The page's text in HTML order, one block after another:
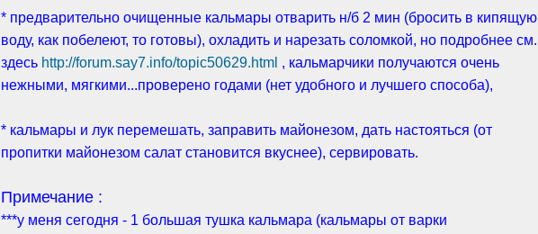
* предварительно очищенные кальмары отварить н/б 2 мин (бросить в кипящую
воду, как побелеют, то готовы), охладить и нарезать соломкой, но подробнее см.
здесь http://forum.say7.info/topic50629.html , кальмарчики получаются очень
нежными, мягкими...проверено годами (нет удобного и лучшего способа),
* кальмары и лук перемешать, заправить майонезом, дать настояться (от
пропитки майонезом салат становится вкуснее), сервировать.
Примечание :
***у меня сегодня - 1 большая тушка кальмара (кальмары от варки